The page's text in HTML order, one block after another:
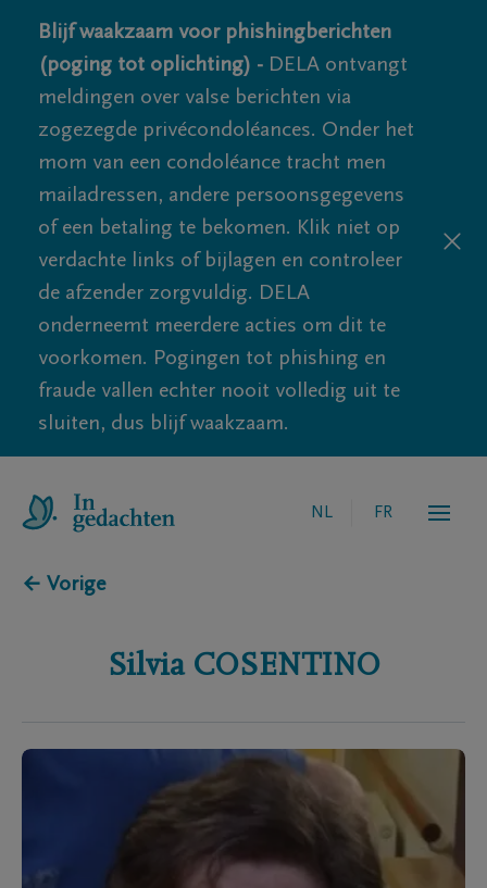
Blijf waakzaam voor phishingberichten
(poging tot oplichting) - DELA ontvangt
meldingen over valse berichten via
zogezegde privécondoléances. Onder het
mom van een condoléance tracht men
mailadressen, andere persoonsgegevens
of een betaling te bekomen. Klik niet op
verdachte links of bijlagen en controleer
de afzender zorgvuldig. DELA
onderneemt meerdere acties om dit te
voorkomen. Pogingen tot phishing en
fraude vallen echter nooit volledig uit te
sluiten, dus blijf waakzaam.
NL FR
← Vorige
Silvia COSENTINO